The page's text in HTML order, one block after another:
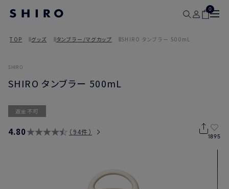
0
TOP グッズ タンブラー/マグカップ SHIRO タンブラー 500mL
SHIRO
SHIRO タンブラー 500mL
返金不可
4.80 94件
1895